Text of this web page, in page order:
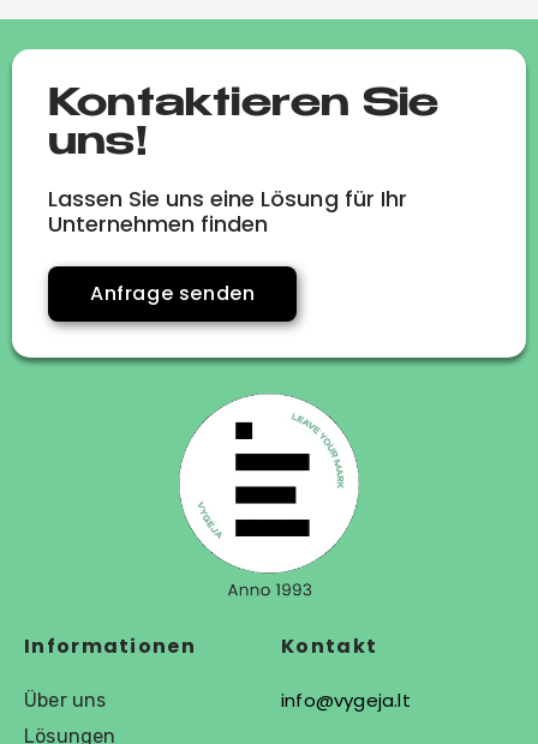
Kontaktieren Sie
uns!
Lassen Sie uns eine Lösung für Ihr
Unternehmen finden
Anfrage senden
Informationen
Über uns
Lösungen
Kontakt
info@vygeja.lt